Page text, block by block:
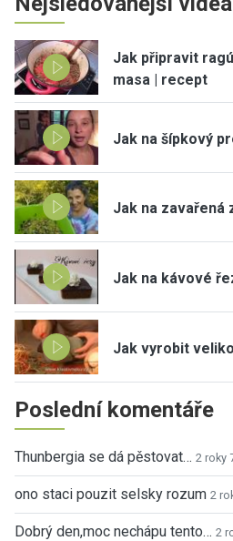
Jak připravit
masa | recept
Jak na šípkový
Jak na zavařená
Jak na kávové
Jak vyrobit
Poslední komentáře
Thunbergia se dá pěstovat… 2 roky
ono staci pouzit selsky rozum 2
Dobrý den,moc nechápu tento… 2